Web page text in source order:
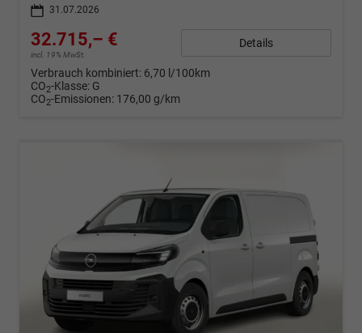
31.07.2026
32.715,– €
incl. 19% MwSt.
Details
Verbrauch kombiniert: 6,70 l/100km
CO2-Klasse: G
CO2-Emissionen: 176,00 g/km